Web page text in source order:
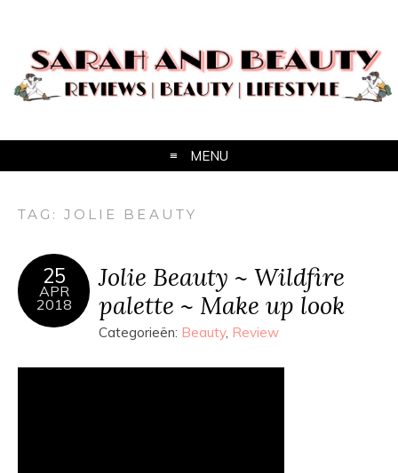
MENU
TAG:JOLIE BEAUTY
25
APR
2018
Jolie Beauty ~ Wildfire
palette ~ Make up look
Categorieën: Beauty, Review